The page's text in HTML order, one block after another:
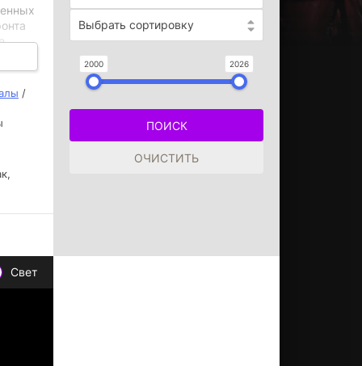
/
Выбрать сортировку
2000 2026
Свет